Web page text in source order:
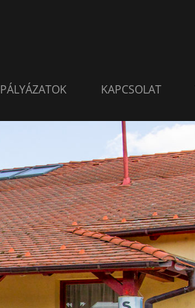
PÁLYÁZATOK KAPCSOLAT